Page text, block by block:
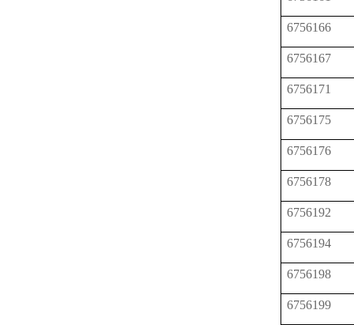
6756166
6756167
6756171
6756175
6756176
6756178
6756192
6756194
6756198
6756199